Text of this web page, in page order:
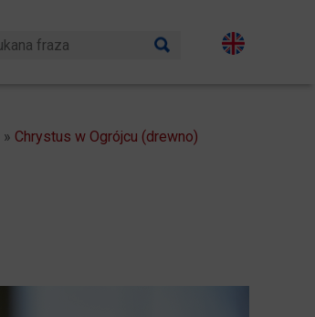
» Chrystus w Ogrójcu (drewno)